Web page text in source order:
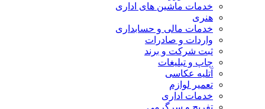
خدمات ماشین های اداری
هنری
خدمات مالی و حسابداری
واردات و صادرات
ثبت شرکت و برند
چاپ و تبلیغات
آتلیه عکاسی
تعمیر لوازم
خدمات اداری